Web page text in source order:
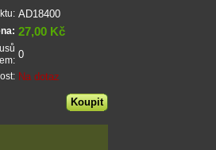
AD18400
27,00 Kč
0
Na dotaz